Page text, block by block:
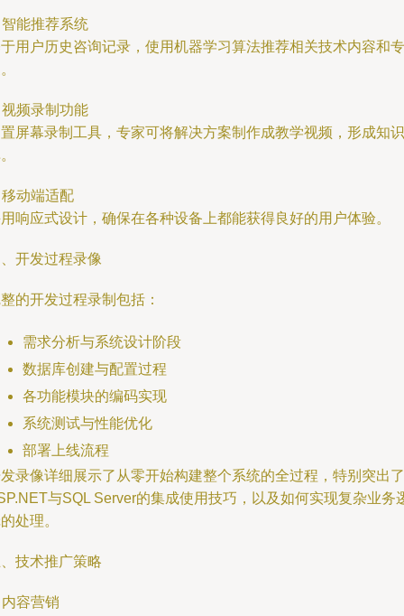
能推荐系统
用户历史咨询记录，使用机器学习算法推荐相关技术内容和专
频录制功能
屏幕录制工具，专家可将解决方案制作成教学视频，形成知识
动端适配
响应式设计，确保在各种设备上都能获得良好的用户体验。
开发过程录像
的开发过程录制包括：
需求分析与系统设计阶段
数据库创建与配置过程
各功能模块的编码实现
系统测试与性能优化
部署上线流程
录像详细展示了从零开始构建整个系统的全过程，特别突出了
与SQL Server的集成使用技巧，以及如何实现复杂业务
处理。
技术推广策略
容营销